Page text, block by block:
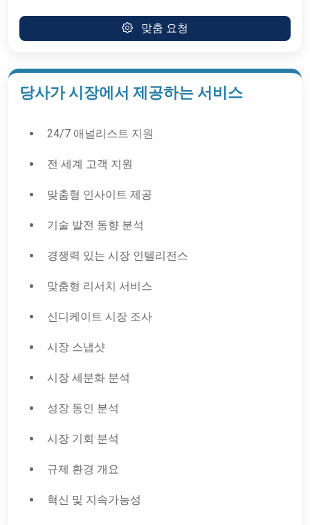
맞춤 요청
당사가 시장에서 제공하는 서비스
24/7 애널리스트 지원
전 세계 고객 지원
맞춤형 인사이트 제공
기술 발전 동향 분석
경쟁력 있는 시장 인텔리전스
맞춤형 리서치 서비스
신디케이트 시장 조사
시장 스냅샷
시장 세분화 분석
성장 동인 분석
시장 기회 분석
규제 환경 개요
혁신 및 지속가능성